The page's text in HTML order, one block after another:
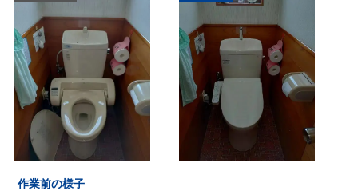
作業前の様子